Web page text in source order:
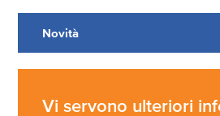
Novità
Vi servono ulteriori